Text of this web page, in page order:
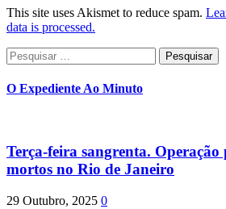
This site uses Akismet to reduce spam.
data is processed.
Pesquisar
por:
O Expediente Ao Minuto
Terça-feira sangrenta. Operação
mortos no Rio de Janeiro
29 Outubro, 2025 0